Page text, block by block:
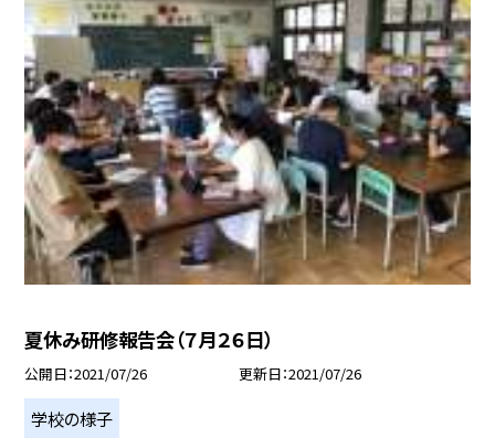
夏休み研修報告会（７月２６日）
公開日 2021/07/26 更新日 2021/07/26
学校の様子